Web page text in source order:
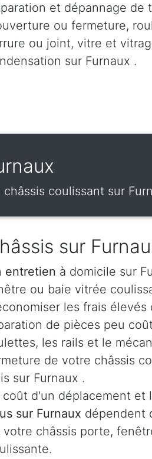
et dépannage de
ou fermeture,
ou joint, vitre et
sur Furnaux .
coulissant sur
sur
entretien à domicile sur
ou baie vitrée
les frais
de pièces peu
les rails et le
de votre châssis
sur Furnaux .
coût d'un déplacement et
sur Furnaux dépendent
votre châssis porte,